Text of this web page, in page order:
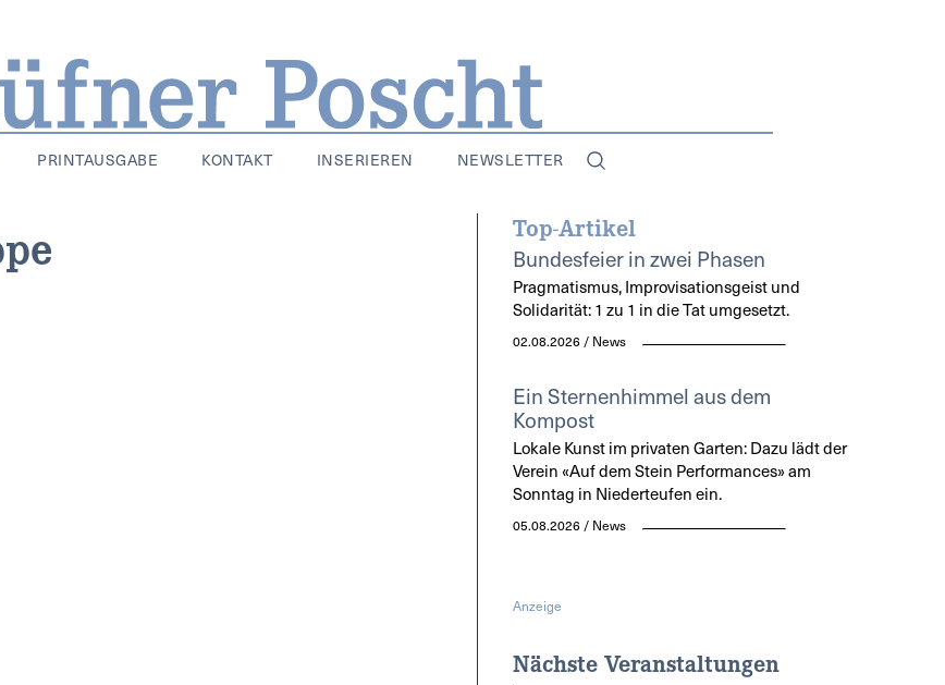
PRINTAUSGABE KONTAKT INSERIEREN NEWSLETTER
Top-Artikel
Bundesfeier in zwei Phasen
Pragmatismus, Improvisationsgeist und
Solidarität: 1 zu 1 in die Tat umgesetzt.
02.08.2026 / News
Ein Sternenhimmel aus dem
Kompost
Lokale Kunst im privaten Garten: Dazu lädt der
Verein «Auf dem Stein Performances» am
Sonntag in Niederteufen ein.
05.08.2026 / News
Anzeige
Nächste Veranstaltungen